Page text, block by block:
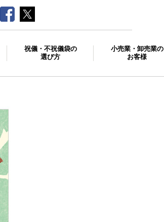
祝儀・不祝儀袋の
選び方
小売業・卸売業の
お客様